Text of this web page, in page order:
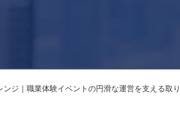
ジ｜職業体験イベントの円滑な運営を支える取り